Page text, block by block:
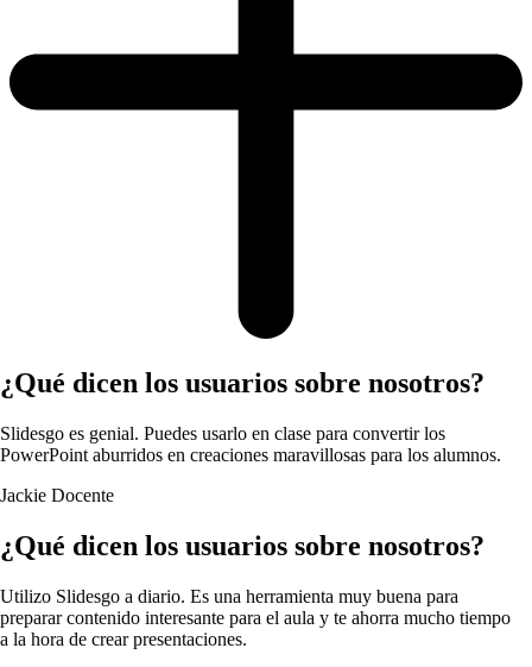
¿Qué dicen los usuarios sobre nosotros?
Slidesgo es genial. Puedes usarlo en clase para convertir los
PowerPoint aburridos en creaciones maravillosas para los alumnos.
Jackie Docente
¿Qué dicen los usuarios sobre nosotros?
Utilizo Slidesgo a diario. Es una herramienta muy buena para
preparar contenido interesante para el aula y te ahorra mucho tiempo
a la hora de crear presentaciones.